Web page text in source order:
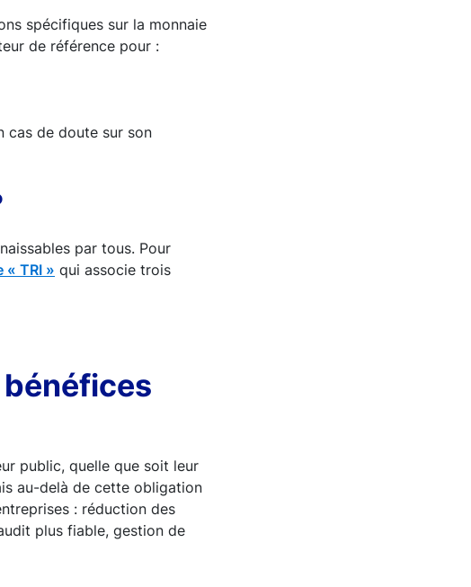
spécifiques sur la monnaie
de référence pour :
cas de doute sur son
par tous. Pour
« TRI » qui associe trois
public, quelle que soit leur
au-delà de cette obligation
: réduction des
plus fiable, gestion de